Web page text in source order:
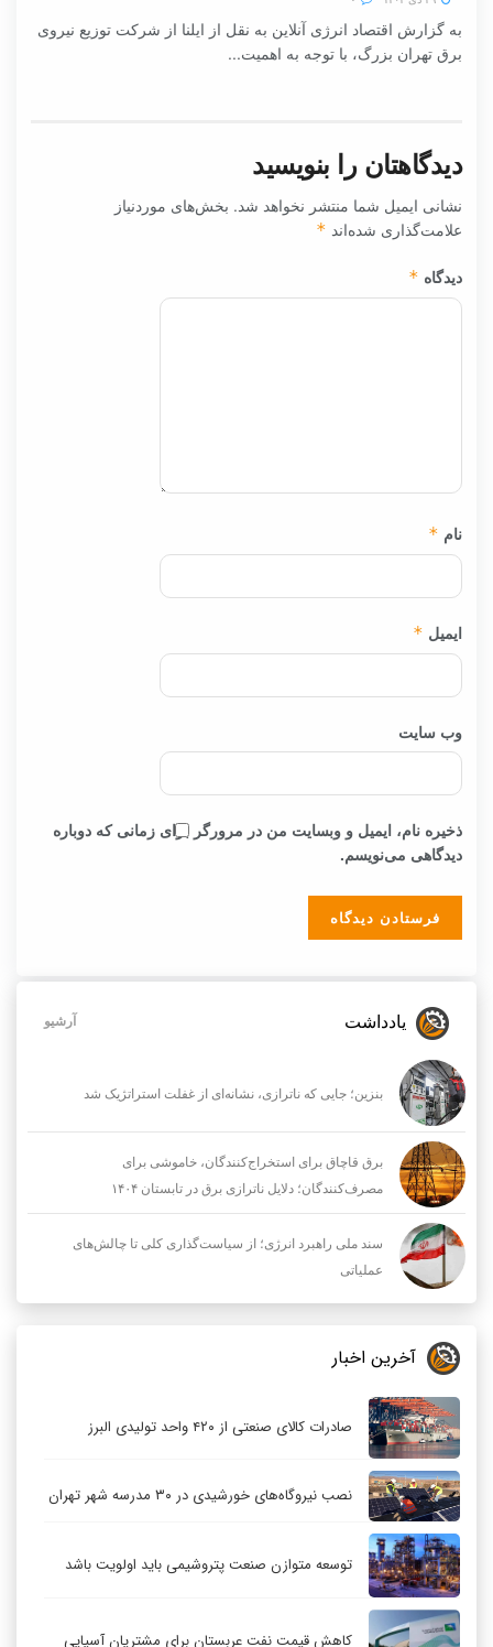
به گزارش اقتصاد انرژی آنلاین به نقل از ایلنا از شرکت توزیع نیروی
برق تهران بزرگ، با توجه به اهمیت...
دیدگاهتان را بنویسید
نشانی ایمیل شما منتشر نخواهد شد. بخش‌های موردنیاز
علامت‌گذاری شده‌اند *
دیدگاه *
نام *
ایمیل *
وب‌ سایت
ذخیره نام، ایمیل و وبسایت من در مرورگر برای زمانی که دوباره
دیدگاهی می‌نویسم.
یادداشت آرشیو
بنزین؛ جایی که ناترازی، نشانه‌ای از غفلت استراتژیک شد
برق قاچاق برای استخراج‌کنندگان، خاموشی برای
مصرف‌کنندگان؛ دلایل ناترازی برق در تابستان ۱۴۰۴
سند ملی راهبرد انرژی؛ از سیاست‌گذاری کلی تا چالش‌های
عملیاتی
آخرین اخبار
صادرات کالای صنعتی از ۴۲۰ واحد تولیدی البرز
نصب نیروگاه‌های خورشیدی در ۳۰ مدرسه شهر تهران
توسعه متوازن صنعت پتروشیمی باید اولویت باشد
کاهش قیمت نفت عربستان برای مشتریان آسیایی